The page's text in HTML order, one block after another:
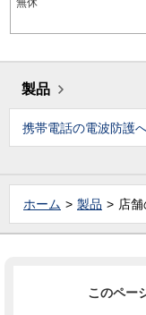
無休
製品
携帯電話の電波防護
ホーム 製品 店
このペー